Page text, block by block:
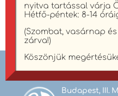
Tel:+36309485758
Email:info@patyolat.hu
Budapest, III.
nyitva tartással várja
Hétfő-péntek: 8-14
(Szombat, vasárnap
zárva!)
Köszönjük